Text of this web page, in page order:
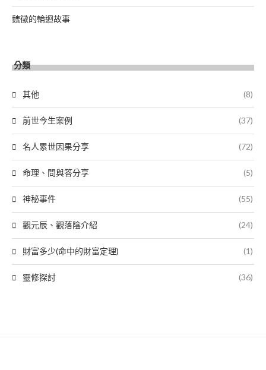
魏徵的輪迴故事
分類
其他 (8)
前世今生案例 (37)
名人累世因果分享 (72)
命理、問與答分享 (5)
神秘事件 (55)
觀元辰、觀落陰介紹 (24)
財富多少(命中的財富定理) (1)
靈修探討 (36)